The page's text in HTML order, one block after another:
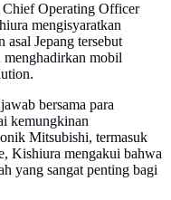
Chief Operating Officer
mengisyaratkan
Jepang tersebut
menghadirkan mobil
bersama para
kemungkinan
Mitsubishi, termasuk
Kishiura mengakui bahwa
yang sangat penting bagi